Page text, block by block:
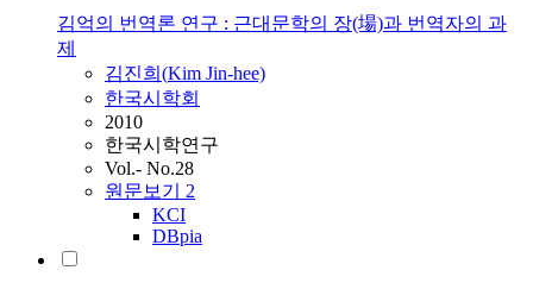
김억의 번역론 연구 : 근대문학의 장(場)과 번역자의 과
제
김진희(Kim Jin-hee)
한국시학회
2010
한국시학연구
Vol.- No.28
원문보기 2
KCI
DBpia